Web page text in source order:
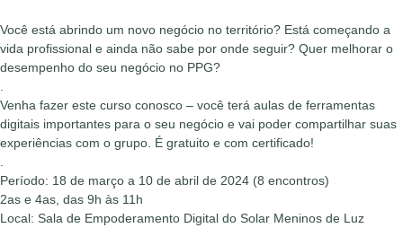
Você está abrindo um novo negócio no território? Está começando a
vida profissional e ainda não sabe por onde seguir? Quer melhorar o
desempenho do seu negócio no PPG?
Venha fazer este curso conosco – você terá aulas de ferramentas
digitais importantes para o seu negócio e vai poder compartilhar suas
experiências com o grupo. É gratuito e com certificado!
Período: 18 de março a 10 de abril de 2024 (8 encontros)
2as e 4as, das 9h às 11h
Local: Sala de Empoderamento Digital do Solar Meninos de Luz